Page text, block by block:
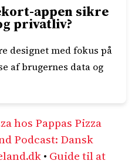
appen sikre
privatliv?
designet med fokus på
af brugernes data og
hos Pappas Pizza
Podcast: Dansk
• Guide til at